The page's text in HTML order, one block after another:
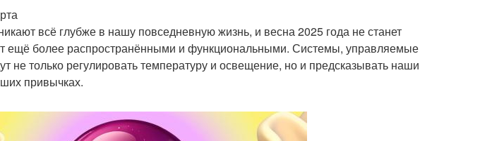
всё глубже в нашу повседневную жизнь, и весна 2025 года не станет
ещё более распространёнными и функциональными. Системы, управляемые
не только регулировать температуру и освещение, но и предсказывать наши
привычках.